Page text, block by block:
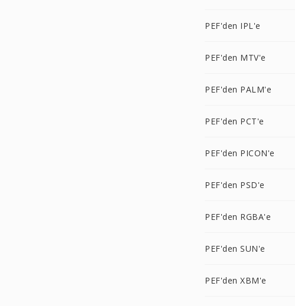
PEF'den IPL'e
PEF'den MTV'e
PEF'den PALM'e
PEF'den PCT'e
PEF'den PICON'e
PEF'den PSD'e
PEF'den RGBA'e
PEF'den SUN'e
PEF'den XBM'e